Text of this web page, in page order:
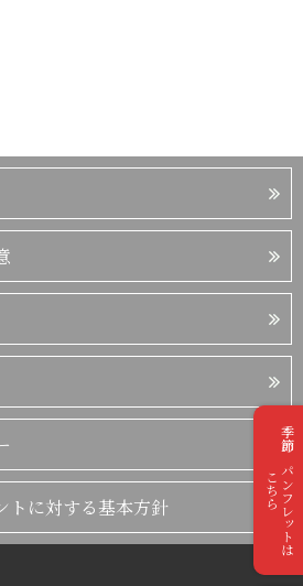
トに対する基本方針 季節のパンフレットは
こちら